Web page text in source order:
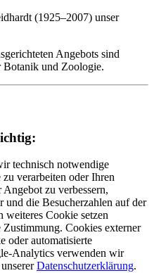
(1925–2007) unser
Angebots sind
Botanik und Zoologie.
technisch notwendige
verarbeiten oder Ihren
zu verbessern,
und die Besucherzahlen auf der
weiteres Cookie setzen
Cookies externer
oder automatisierte
Analytics verwenden wir
Datenschutzerklärung.